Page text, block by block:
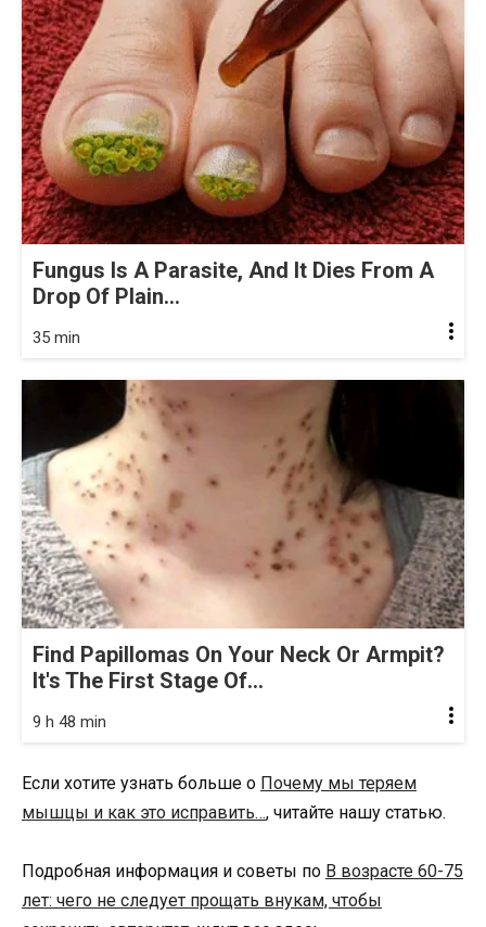
Fungus Is A Parasite, And It Dies From A
Drop Of Plain...
35 min
Find Papillomas On Your Neck Or Armpit?
It's The First Stage Of...
9 h 48 min
Если хотите узнать больше о Почему мы теряем
мышцы и как это исправить…, читайте нашу статью.
Подробная информация и советы по В возрасте 60-75
лет: чего не следует прощать внукам, чтобы